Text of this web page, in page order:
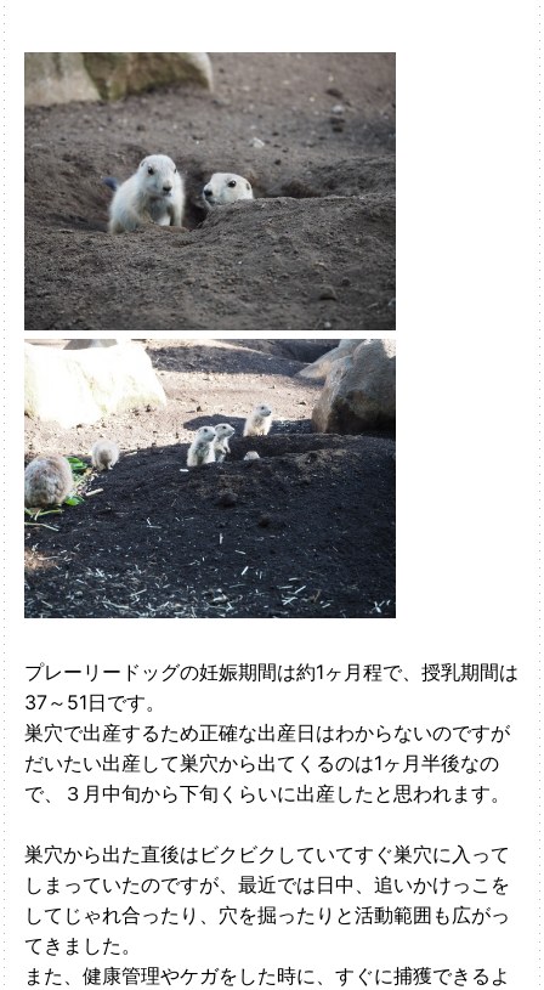
プレーリードッグの妊娠期間は約1ヶ月程で、授乳期間は
37～51日です。
巣穴で出産するため正確な出産日はわからないのですが
だいたい出産して巣穴から出てくるのは1ヶ月半後なの
で、３月中旬から下旬くらいに出産したと思われます。
巣穴から出た直後はビクビクしていてすぐ巣穴に入って
しまっていたのですが、最近では日中、追いかけっこを
してじゃれ合ったり、穴を掘ったりと活動範囲も広がっ
てきました。
また、健康管理やケガをした時に、すぐに捕獲できるよ